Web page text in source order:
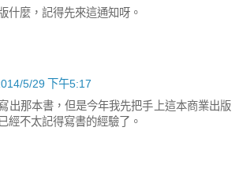
什麼，記得先來這通知呀。
5/29 下午5:17
出那本書，但是今年我先把手上這本商業出版
經不太記得寫書的經驗了。